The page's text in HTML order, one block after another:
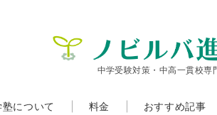
中学受験対策・中高一貫校専
塾について 料金 おすすめ記事